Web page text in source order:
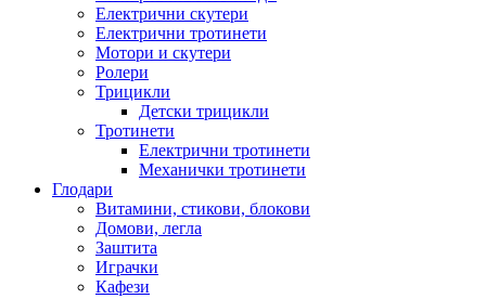
Електрични скутери
Електрични тротинети
Мотори и скутери
Ролери
Трицикли
Детски трицикли
Тротинети
Електрични тротинети
Механички тротинети
Глодари
Витамини, стикови, блокови
Домови, легла
Заштита
Играчки
Кафези